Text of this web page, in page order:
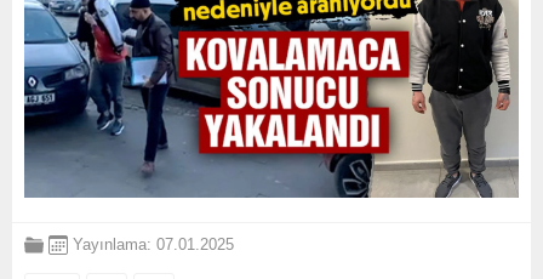
Yayınlama: 07.01.2025